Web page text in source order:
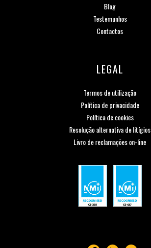
Blog
Testemunhos
Contactos
LEGAL
Termos de utilização
Política de privacidade
Política de cookies
Resolução alternativa de litígios
Livro de reclamações on-line